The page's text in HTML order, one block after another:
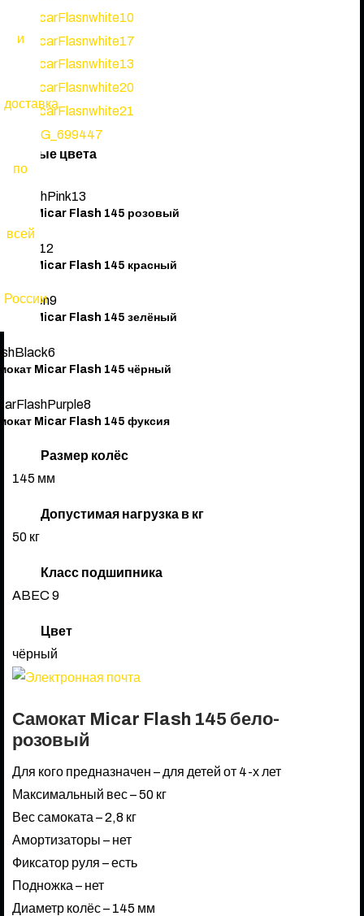
BMX ВЕЛОСИПЕДЫ (ТРЮКОВЫЕ, ПРЫЖКОВЫЕ)
цвета
Micar Flash 145 розовый
Micar Flash 145 красный
Micar Flash 145 зелёный
Micar Flash 145 чёрный
Micar Flash 145 фуксия
Размер колёс
145 мм
Допустимая нагрузка в кг
50 кг
Класс подшипника
ABEC 9
Цвет
чёрный
Самокат Micar Flash 145 бело-
розовый
Для кого предназначен – для детей от 4-х лет
Максимальный вес – 50 кг
Вес самоката – 2,8 кг
Амортизаторы – нет
Фиксатор руля – есть
Подножка – нет
Диаметр колёс – 145 мм